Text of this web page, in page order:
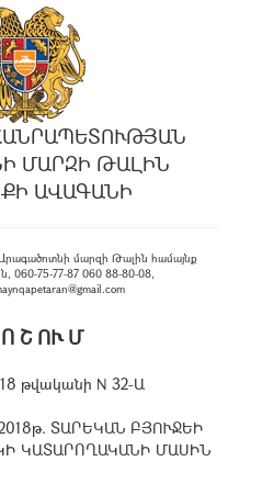
ՄԱՐԶԻ ԹԱԼԻՆ
ԱՎԱԳԱՆԻ
մարզի Թալին համայնք
75-77-87 060 88-80-08,
Շ ՈՒ Մ
թվականի N 32-Ա
ՏԱՐԵԿԱՆ ԲՅՈՒՋԵԻ
ԿԱՏԱՐՈՂԱԿԱՆԻ ՄԱՍԻՆ